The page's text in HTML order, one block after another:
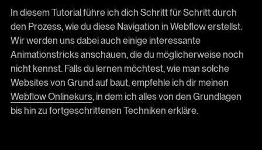
In diesem Tutorial führe ich dich Schritt für Schritt durch
den Prozess, wie du diese Navigation in Webflow erstellst.
Wir werden uns dabei auch einige interessante
Animationstricks anschauen, die du möglicherweise noch
nicht kennst. Falls du lernen möchtest, wie man solche
Websites von Grund auf baut, empfehle ich dir meinen
Webflow Onlinekurs, in dem ich alles von den Grundlagen
bis hin zu fortgeschrittenen Techniken erkläre.